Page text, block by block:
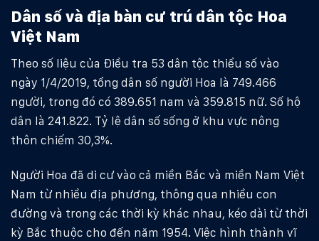
Dân số và địa bàn cư trú dân tộc Hoa
Việt Nam
Theo số liệu của Điều tra 53 dân tộc thiểu số vào
ngày 1/4/2019, tổng dân số người Hoa là 749.466
người, trong đó có 389.651 nam và 359.815 nữ. Số hộ
dân là 241.822. Tỷ lệ dân số sống ở khu vực nông
thôn chiếm 30,3%.
Người Hoa đã di cư vào cả miền Bắc và miền Nam Việt
Nam từ nhiều địa phương, thông qua nhiều con
đường và trong các thời kỳ khác nhau, kéo dài từ thời
kỳ Bắc thuộc cho đến năm 1954. Việc hình thành vĩ